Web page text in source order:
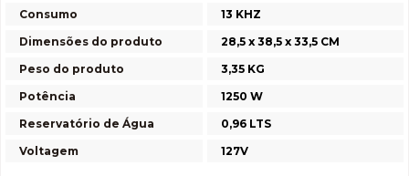
Consumo
13 KHZ
Dimensões do produto
28,5 x 38,5 x 33,5 CM
Peso do produto
3,35 KG
Potência
1250 W
Reservatório de Água
0,96 LTS
Voltagem
127V